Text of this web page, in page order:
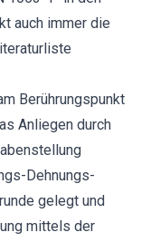
auch immer die
Berührungspunkt
Anliegen durch
Dehnungs-
gelegt und
mittels der